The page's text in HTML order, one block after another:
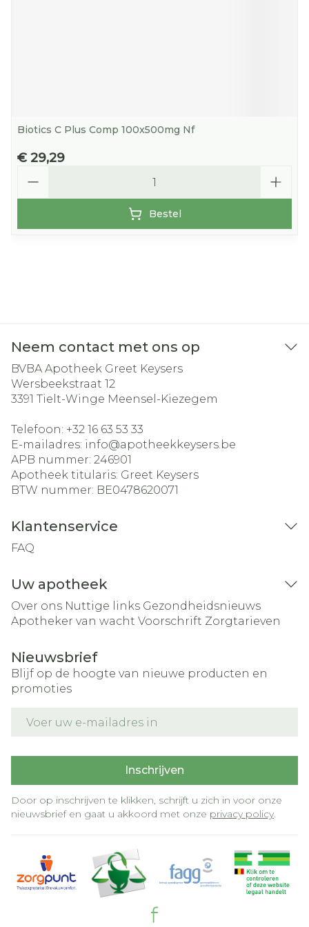
Biotics C Plus Comp 100x500mg Nf
€ 29,29
Bestel
Neem contact met ons op
BVBA Apotheek Greet Keysers
Wersbeekstraat 12
3391 Tielt-Winge Meensel-Kiezegem
Telefoon: +32 16 63 53 33
E-mailadres: info@apotheekkeysers.be
APB nummer: 246901
Apotheek titularis: Greet Keysers
BTW nummer: BE0478620071
Klantenservice
FAQ
Uw apotheek
Over ons Nuttige links Gezondheidsnieuws
Apotheker van wacht Voorschrift Zorgtarieven
Nieuwsbrief
Blijf op de hoogte van nieuwe producten en
promoties
Inschrijven
Door op inschrijven te klikken, schrijft u zich in voor onze
nieuwsbrief en gaat u akkoord met onze privacy policy.